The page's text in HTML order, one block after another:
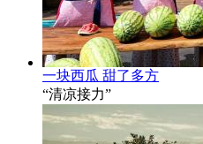
一块西瓜 甜了多方
“清凉接力”